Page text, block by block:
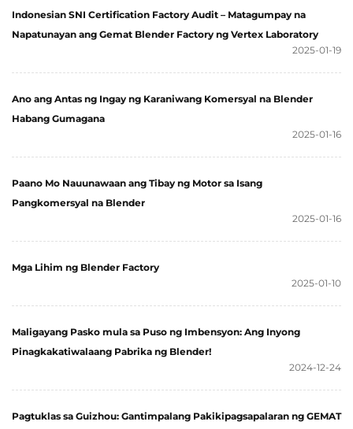
Indonesian SNI Certification Factory Audit – Matagumpay na
Napatunayan ang Gemat Blender Factory ng Vertex Laboratory
2025-01-19
Ano ang Antas ng Ingay ng Karaniwang Komersyal na Blender
Habang Gumagana
2025-01-16
Paano Mo Nauunawaan ang Tibay ng Motor sa Isang
Pangkomersyal na Blender
2025-01-16
Mga Lihim ng Blender Factory
2025-01-10
Maligayang Pasko mula sa Puso ng Imbensyon: Ang Inyong
Pinagkakatiwalaang Pabrika ng Blender!
2024-12-24
Pagtuklas sa Guizhou: Gantimpalang Pakikipagsapalaran ng GEMAT